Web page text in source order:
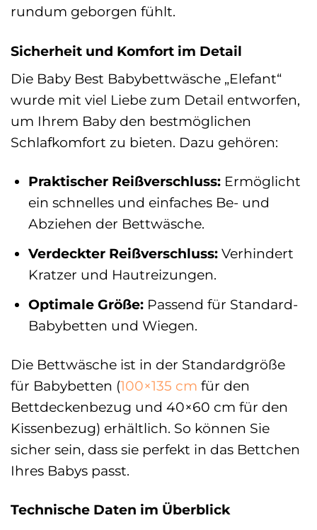
rundum geborgen fühlt.
Sicherheit und Komfort im Detail
Die Baby Best Babybettwäsche „Elefant“
wurde mit viel Liebe zum Detail entworfen,
um Ihrem Baby den bestmöglichen
Schlafkomfort zu bieten. Dazu gehören:
Praktischer Reißverschluss: Ermöglicht
ein schnelles und einfaches Be- und
Abziehen der Bettwäsche.
Verdeckter Reißverschluss: Verhindert
Kratzer und Hautreizungen.
Optimale Größe: Passend für Standard-
Babybetten und Wiegen.
Die Bettwäsche ist in der Standardgröße
für Babybetten (100×135 cm für den
Bettdeckenbezug und 40×60 cm für den
Kissenbezug) erhältlich. So können Sie
sicher sein, dass sie perfekt in das Bettchen
Ihres Babys passt.
Technische Daten im Überblick